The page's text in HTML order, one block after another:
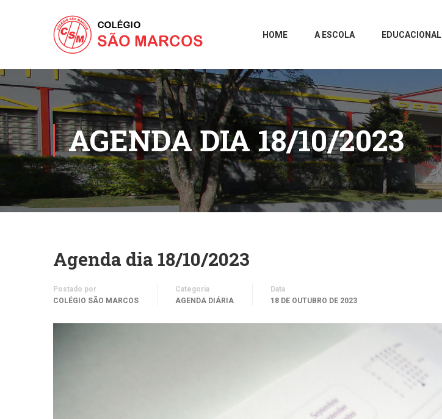
HOME A ESCOLA EDUCACIONAL
AGENDA DIA 18/10/2023
Agenda dia 18/10/2023
Postado por
COLÉGIO SÃO MARCOS
Categoria
AGENDA DIÁRIA
Data
18 DE OUTUBRO DE 2023